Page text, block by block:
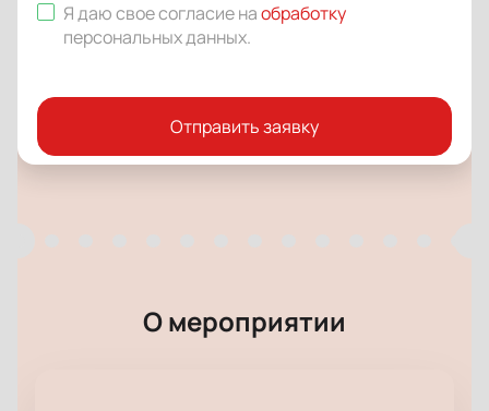
Я даю свое согласие наобработку
персональных данных.
Отправить заявку
О мероприятии